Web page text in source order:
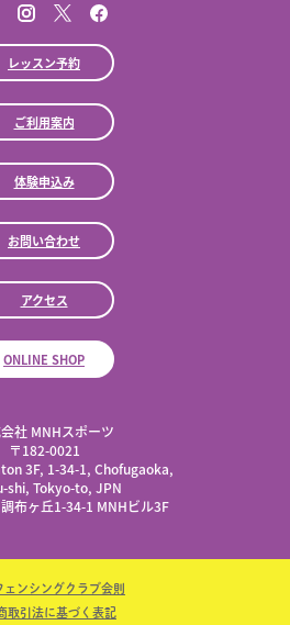
レッスン予約
ご利用案内
体験申込み
お問い合わせ
アクセス
ONLINE SHOP
社 MNHスポーツ
​〒182-0021
3F, 1-34-1, Chofugaoka,
shi, Tokyo-to, JPN
布ヶ丘1-34-1 MNHビル3F
ェンシングクラブ会則
取引法に基づく表記